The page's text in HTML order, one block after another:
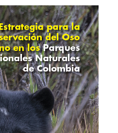
DE QUEJAS Y RECLAMOS